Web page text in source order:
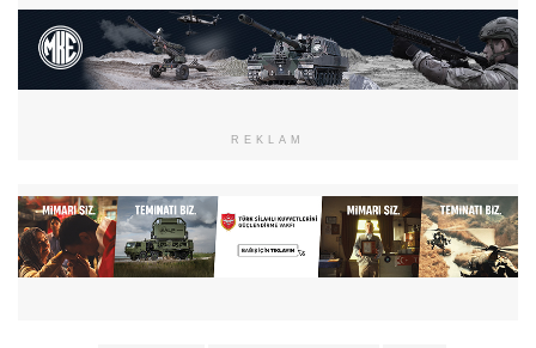
REKLAM